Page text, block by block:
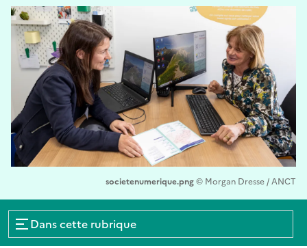
Image
societenumerique.png© Morgan Dresse / ANCT
Dans cette rubrique